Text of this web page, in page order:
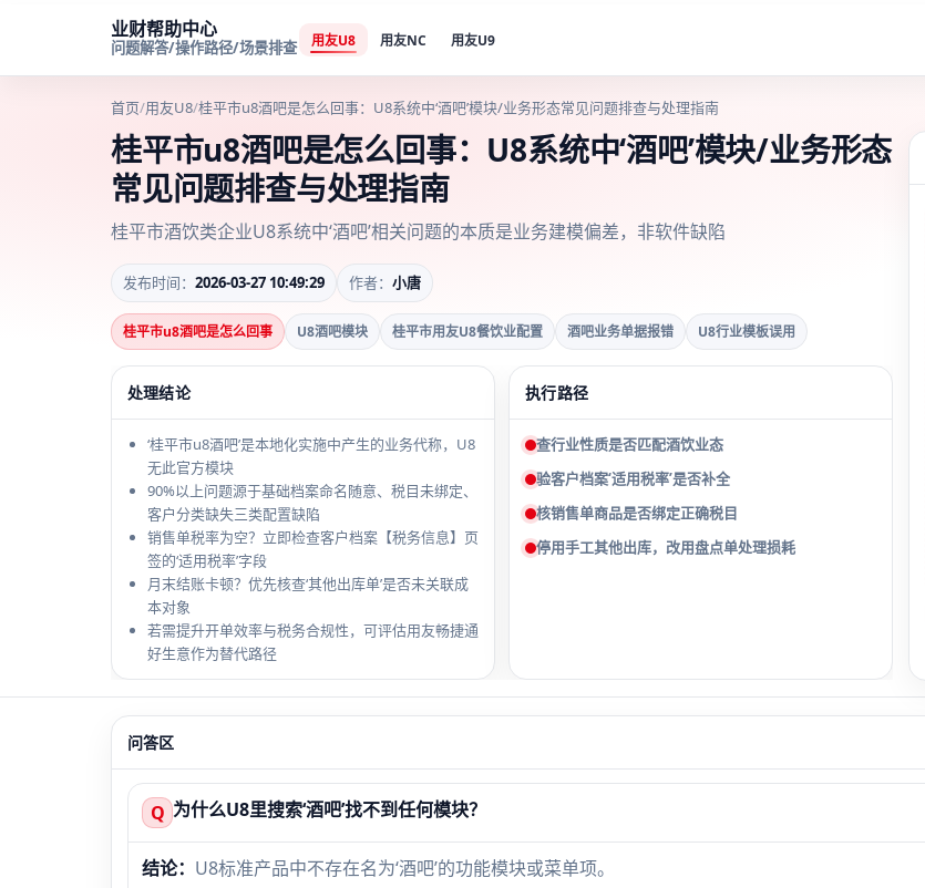
业财帮助中心
问题解答/操作路径/场景排查 用友U8 用友NC 用友U9
首页/用友U8/桂平市u8酒吧是怎么回事：U8系统中‘酒吧’模块/业务形态常见问题排查与处理指南
桂平市u8酒吧是怎么回事：U8系统中‘酒吧’模块/业务形态
常见问题排查与处理指南
桂平市酒饮类企业U8系统中‘酒吧’相关问题的本质是业务建模偏差，非软件缺陷
发布时间： 2026-03-27 10:49:29 作者： 小唐
桂平市u8酒吧是怎么回事 U8酒吧模块 桂平市用友U8餐饮业配置 酒吧业务单据报错 U8行业模板误用
处理结论
‘桂平市u8酒吧’是本地化实施中产生的业务代称，U8
无此官方模块
90%以上问题源于基础档案命名随意、税目未绑定、
客户分类缺失三类配置缺陷
销售单税率为空？立即检查客户档案【税务信息】页
签的‘适用税率’字段
月末结账卡顿？优先核查‘其他出库单’是否未关联成
本对象
若需提升开单效率与税务合规性，可评估用友畅捷通
好生意作为替代路径
执行路径
查行业性质是否匹配酒饮业态
验客户档案‘适用税率’是否补全
核销售单商品是否绑定正确税目
停用手工其他出库，改用盘点单处理损耗
问答区
Q 为什么U8里搜索‘酒吧’找不到任何模块？
结论： U8标准产品中不存在名为‘酒吧’的功能模块或菜单项。